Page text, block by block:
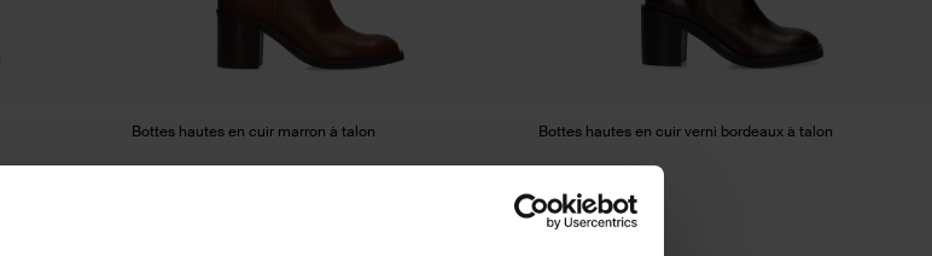
Bottes hautes en cuir marron à talon Bottes hautes en cuir verni bordeaux à talon